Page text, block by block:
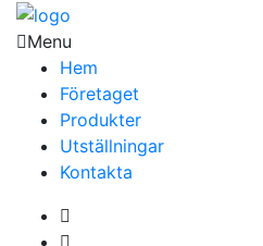
Menu
Hem
Företaget
Produkter
Utställningar
Kontakta